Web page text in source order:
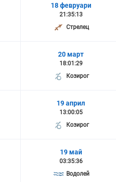
18 февруари
21:35:13
Стрелец
20 март
18:01:29
Козирог
19 април
13:00:05
Козирог
19 май
03:35:36
Водолей